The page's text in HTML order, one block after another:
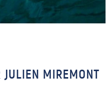
MIREMONT